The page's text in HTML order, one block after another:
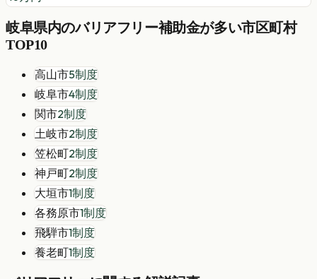
岐阜県内のバリアフリー補助金が多い市区町村
TOP10
高山市5制度
岐阜市4制度
関市2制度
土岐市2制度
笠松町2制度
神戸町2制度
大垣市1制度
各務原市1制度
飛騨市1制度
養老町1制度